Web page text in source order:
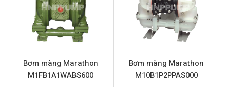
Đường cấp khí
3/4” (Kết nối ren)
Đầu hút và đẩy
1.5” (Kết nối ren)
Phần trung tâm
Vật liệu màng
Santoprene
Vật liệu bi
Santoprene
Bơm màng Marathon
M1FB1A1WABS600
Bơm màng Marathon
M10B1P2PPAS000